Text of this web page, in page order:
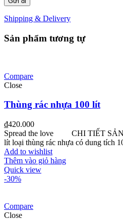
Shipping & Delivery
Sản phẩm tương tự
Compare
Close
Thùng rác nhựa 100 lít
₫420.000
Spread the love CHI TIẾT SẢN
lít loại thùng rác nhựa có dung tích
Add to wishlist
Thêm vào giỏ hàng
Quick view
-30%
Compare
Close